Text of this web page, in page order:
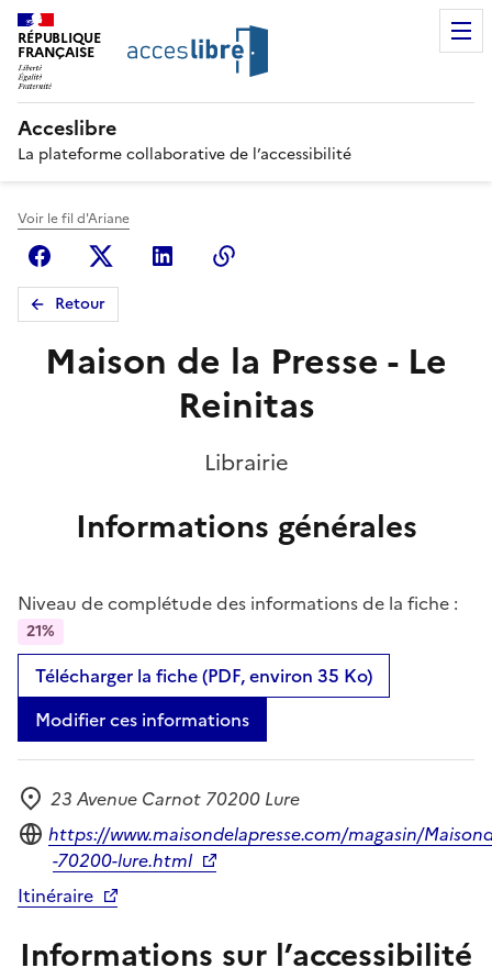
RÉPUBLIQUE
FRANÇAISE
Acceslibre
La plateforme collaborative de l’accessibilité
Voir le fil d'Ariane
FacebookX (anciennement Twitter)
Linkedin
Retour
Maison de la Presse - Le
Reinitas
Librairie
Informations générales
Niveau de complétude des informations de la fiche :
21%
Télécharger la fiche (PDF, environ 35 Ko)
Modifier ces informations
Adresse
23 Avenue Carnot 70200 Lure
Site internet
https://www.maisondelapresse.com/magasin/
-70200-lure.html
Itinéraire
Informations sur l’accessibilité